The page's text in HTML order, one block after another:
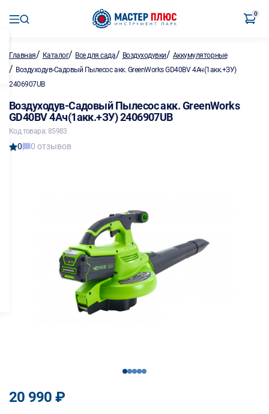
0
Главная/ Каталог/ Все для сада/ Воздуходувки/ Аккумуляторные
/ Воздуходув-Садовый Пылесос акк. GreenWorks GD40BV 4Ач(1акк.+ЗУ)
2406907UB
Воздуходув-Садовый Пылесос акк. GreenWorks
GD40BV 4Ач(1акк.+ЗУ) 2406907UB
Код товара: 85983
0 0 отзывов
12345
20 990 ₽